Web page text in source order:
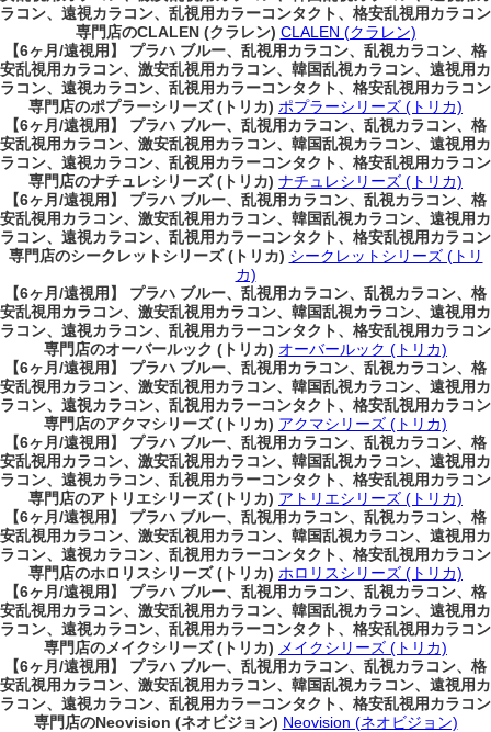
ラコン、遠視カラコン、乱視用カラーコンタクト、格安乱視用カラコン
専門店のCLALEN (クラレン) CLALEN (クラレン)
【6ヶ月/遠視用】 プラハ ブルー、乱視用カラコン、乱視カラコン、格
安乱視用カラコン、激安乱視用カラコン、韓国乱視カラコン、遠視用カ
ラコン、遠視カラコン、乱視用カラーコンタクト、格安乱視用カラコン
専門店のポプラーシリーズ (トリカ) ポプラーシリーズ (トリカ)
【6ヶ月/遠視用】 プラハ ブルー、乱視用カラコン、乱視カラコン、格
安乱視用カラコン、激安乱視用カラコン、韓国乱視カラコン、遠視用カ
ラコン、遠視カラコン、乱視用カラーコンタクト、格安乱視用カラコン
専門店のナチュレシリーズ (トリカ) ナチュレシリーズ (トリカ)
【6ヶ月/遠視用】 プラハ ブルー、乱視用カラコン、乱視カラコン、格
安乱視用カラコン、激安乱視用カラコン、韓国乱視カラコン、遠視用カ
ラコン、遠視カラコン、乱視用カラーコンタクト、格安乱視用カラコン
専門店のシークレットシリーズ (トリカ) シークレットシリーズ (トリ
カ)
【6ヶ月/遠視用】 プラハ ブルー、乱視用カラコン、乱視カラコン、格
安乱視用カラコン、激安乱視用カラコン、韓国乱視カラコン、遠視用カ
ラコン、遠視カラコン、乱視用カラーコンタクト、格安乱視用カラコン
専門店のオーバールック (トリカ) オーバールック (トリカ)
【6ヶ月/遠視用】 プラハ ブルー、乱視用カラコン、乱視カラコン、格
安乱視用カラコン、激安乱視用カラコン、韓国乱視カラコン、遠視用カ
ラコン、遠視カラコン、乱視用カラーコンタクト、格安乱視用カラコン
専門店のアクマシリーズ (トリカ) アクマシリーズ (トリカ)
【6ヶ月/遠視用】 プラハ ブルー、乱視用カラコン、乱視カラコン、格
安乱視用カラコン、激安乱視用カラコン、韓国乱視カラコン、遠視用カ
ラコン、遠視カラコン、乱視用カラーコンタクト、格安乱視用カラコン
専門店のアトリエシリーズ (トリカ) アトリエシリーズ (トリカ)
【6ヶ月/遠視用】 プラハ ブルー、乱視用カラコン、乱視カラコン、格
安乱視用カラコン、激安乱視用カラコン、韓国乱視カラコン、遠視用カ
ラコン、遠視カラコン、乱視用カラーコンタクト、格安乱視用カラコン
専門店のホロリスシリーズ (トリカ) ホロリスシリーズ (トリカ)
【6ヶ月/遠視用】 プラハ ブルー、乱視用カラコン、乱視カラコン、格
安乱視用カラコン、激安乱視用カラコン、韓国乱視カラコン、遠視用カ
ラコン、遠視カラコン、乱視用カラーコンタクト、格安乱視用カラコン
専門店のメイクシリーズ (トリカ) メイクシリーズ (トリカ)
【6ヶ月/遠視用】 プラハ ブルー、乱視用カラコン、乱視カラコン、格
安乱視用カラコン、激安乱視用カラコン、韓国乱視カラコン、遠視用カ
ラコン、遠視カラコン、乱視用カラーコンタクト、格安乱視用カラコン
専門店のNeovision (ネオビジョン) Neovision (ネオビジョン)